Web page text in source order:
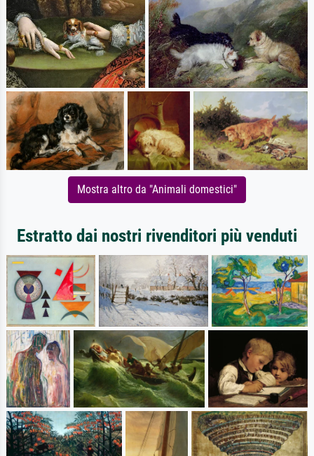
Mostra altro da "Animali domestici"
Estratto dai nostri rivenditori più venduti